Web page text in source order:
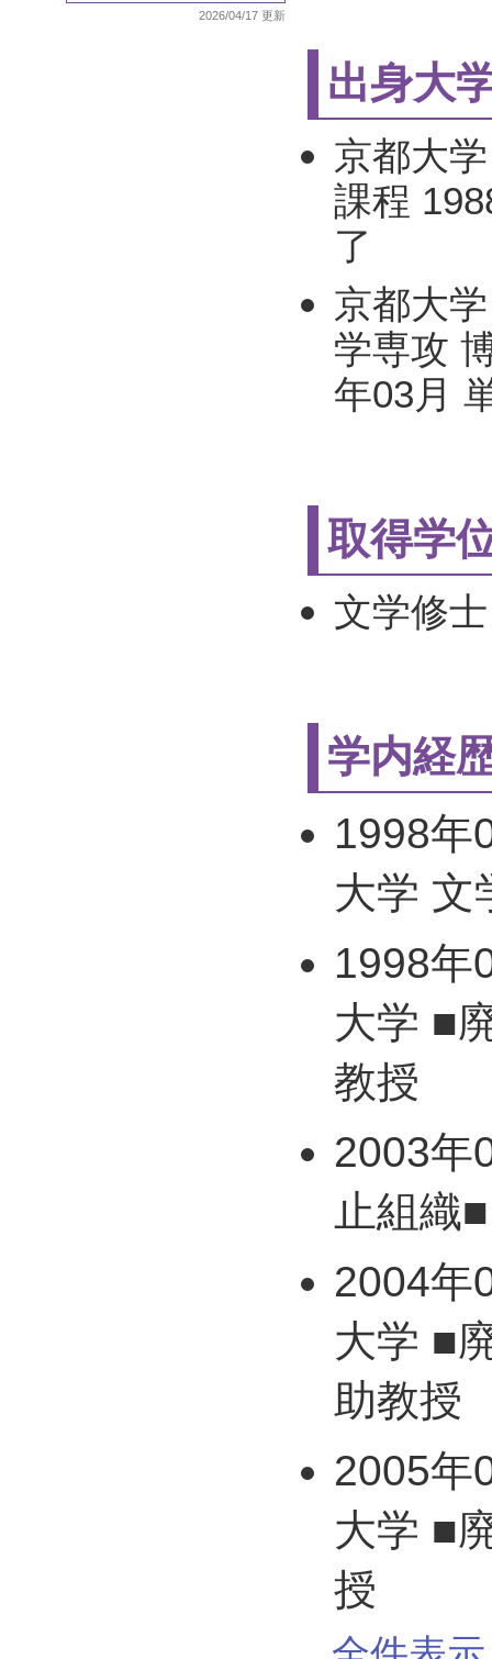
2026/04/17 更新
出身大
京都大
課程
了
京都大
学専攻
年03月
取得学
文学修
学内経
1998年
大学 文
1998年
大学 ■
教授
2003年
止組織
2004年
大学 ■
助教授
2005年
大学 ■
授